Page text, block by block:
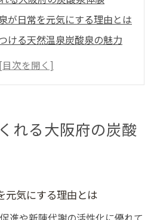
が日常を元気にする理由とは
ける天然温泉炭酸泉の魅力
行動まで変わるその仕組み
派注目の炭酸泉活用術
にリフレッシュする方法
ランキングに見る選び方
れる大阪府の炭酸
元気にする理由とは